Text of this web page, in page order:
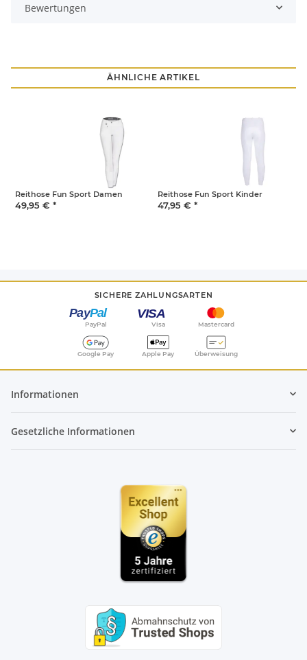
Bewertungen
ÄHNLICHE ARTIKEL
Reithose Fun Sport Damen
49,95 € *
Reithose Fun Sport Kinder
47,95 € *
SICHERE ZAHLUNGSARTEN
PayPal Visa Mastercard
Google Pay Apple Pay Überweisung
Informationen
Gesetzliche Informationen